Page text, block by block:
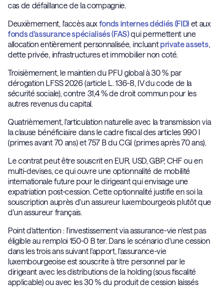
cas de défaillance de la compagnie.
Deuxièmement, l'accès aux fonds internes dédiés (FID) et aux
fonds d'assurance spécialisés (FAS)qui permettent une
allocation entièrement personnalisée, incluant private assets,
dette privée, infrastructures et immobilier non coté.
Troisièmement, le maintien du PFU global à 30 % par
dérogation LFSS 2026 (article L. 136-8, IV du code de la
sécurité sociale), contre 31,4 % de droit commun pour les
autres revenus du capital.
Quatrièmement, l'articulation naturelle avec la transmission via
la clause bénéficiaire dans le cadre fiscal des articles 990 I
(primes avant 70 ans) et 757 B du CGI (primes après 70 ans).
Le contrat peut être souscrit en EUR, USD, GBP, CHF ou en
multi-devises, ce qui ouvre une optionnalité de mobilité
internationale future pour le dirigeant qui envisage une
expatriation post-cession. Cette optionnalité justifie en soi la
souscription auprès d'un assureur luxembourgeois plutôt que
d'un assureur français.
Point d'attention : l'investissement via assurance-vie n'est pas
éligible au remploi 150-0 B ter. Dans le scénario d'une cession
dans les trois ans suivant l'apport, l'assurance-vie
luxembourgeoise est souscrite à titre personnel par le
dirigeant avec les distributions de la holding (sous fiscalité
applicable) ou avec les 30 % du produit de cession laissés